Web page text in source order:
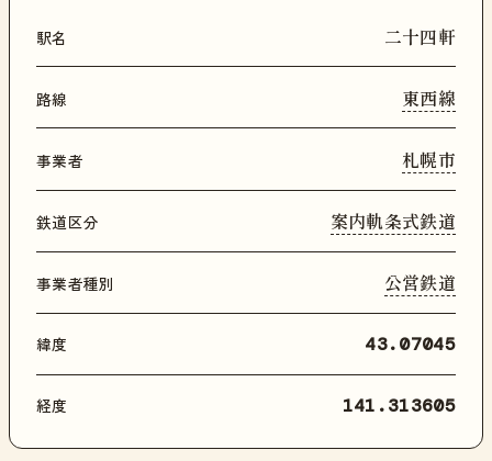
駅名 二十四軒
路線 東西線
事業者 札幌市
鉄道区分 案内軌条式鉄道
事業者種別 公営鉄道
緯度 43.07045
経度 141.313605